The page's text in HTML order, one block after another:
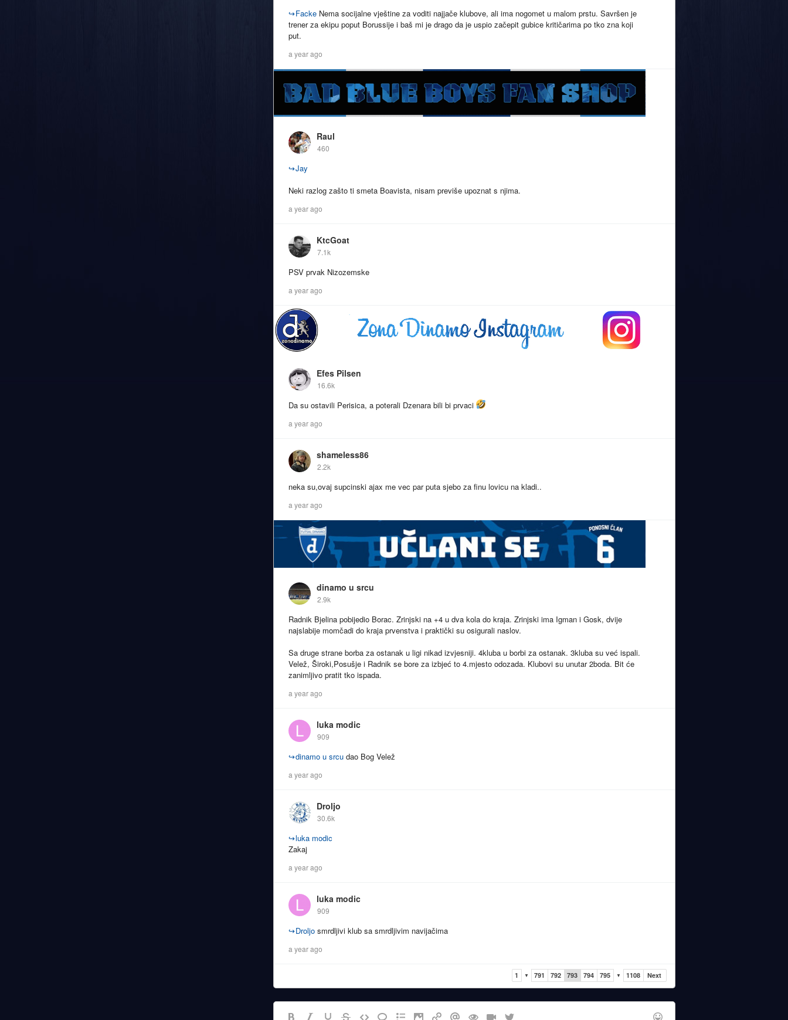
↪Facke Nema socijalne vještine za voditi najjače klubove, ali ima nogomet u malom prstu. Savršen je
trener za ekipu poput Borussije i baš mi je drago da je uspio začepit gubice kritičarima po tko zna koji
put.
a year ago
Raul
460
↪Jay
Neki razlog zašto ti smeta Boavista, nisam previše upoznat s njima.
a year ago
KtcGoat
7.1k
PSV prvak Nizozemske
a year ago
Efes Pilsen
16.6k
Da su ostavili Perisica, a poterali Dzenara bili bi prvaci
a year ago
shameless86
2.2k
neka su,ovaj supcinski ajax me vec par puta sjebo za finu lovicu na kladi..
a year ago
dinamo u srcu
2.9k
Radnik Bjelina pobijedio Borac. Zrinjski na +4 u dva kola do kraja. Zrinjski ima Igman i Gosk, dvije
najslabije momčadi do kraja prvenstva i praktički su osigurali naslov.
Sa druge strane borba za ostanak u ligi nikad izvjesniji. 4kluba u borbi za ostanak. 3kluba su već ispali.
Velež, Široki,Posušje i Radnik se bore za izbjeć to 4.mjesto odozada. Klubovi su unutar 2boda. Bit će
zanimljivo pratit tko ispada.
a year ago
luka modic
909
↪dinamo u srcu dao Bog Velež
a year ago
Droljo
30.6k
↪luka modic
Zakaj
a year ago
luka modic
909
↪Droljo smrdljivi klub sa smrdljivim navijačima
a year ago
1 ▼ 791 792 793 794 795 ▼ 1108 Next